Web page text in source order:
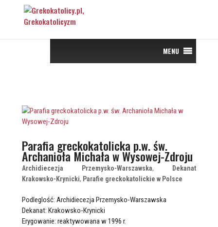
MENU
Parafia greckokatolicka p.w. św.
Archanioła Michała w Wysowej-Zdroju
Archidiecezja Przemysko-Warszawska,
Dekanat
Krakowsko-Krynicki, Parafie greckokatolickie w Polsce
Podleglość: Archidiecezja Przemysko-Warszawska
Dekanat: Krakowsko-Krynicki
Erygowanie: reaktywowana w 1996 r.